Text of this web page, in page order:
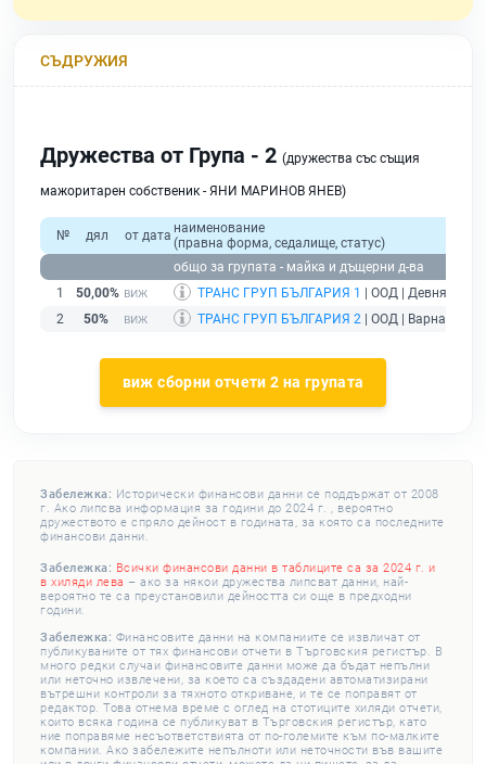
СЪДРУЖИЯ
Дружества от Група - 2 (дружества със същия
мажоритарен собственик - ЯНИ МАРИНОВ ЯНЕВ)
№ дял от дата наименование
(правна форма, седалище, статус)
общо за групата - майка и дъщерни д-ва
1
50,00% ТРАНС ГРУП БЪЛГАРИЯ 1 | ООД | Девня |
2
50% ТРАНС ГРУП БЪЛГАРИЯ 2 | ООД | Варна |
виж сборни отчети 2 на групата
Забележка: Исторически финансови данни се поддържат от 2008
г. Ако липсва информация за години до 2024 г. , вероятно
дружеството е спряло дейност в годината, за която са последните
финансови данни.
Забележка: Всички финансови данни в таблиците са за 2024 г. и
в хиляди лева – ако за някои дружества липсват данни, най-
вероятно те са преустановили дейността си още в предходни
години.
Забележка: Финансовите данни на компаниите се извличат от
публикуваните от тях финансови отчети в Търговския регистър. В
много редки случаи финансовите данни може да бъдат непълни
или неточно извлечени, за което са създадени автоматизирани
вътрешни контроли за тяхното откриване, и те се поправят от
редактор. Това отнема време с оглед на стотиците хиляди отчети,
които всяка година се публикуват в Търговския регистър, като
ние поправяме несъответствията от по-големите към по-малките
компании. Ако забележите непълноти или неточности във вашите